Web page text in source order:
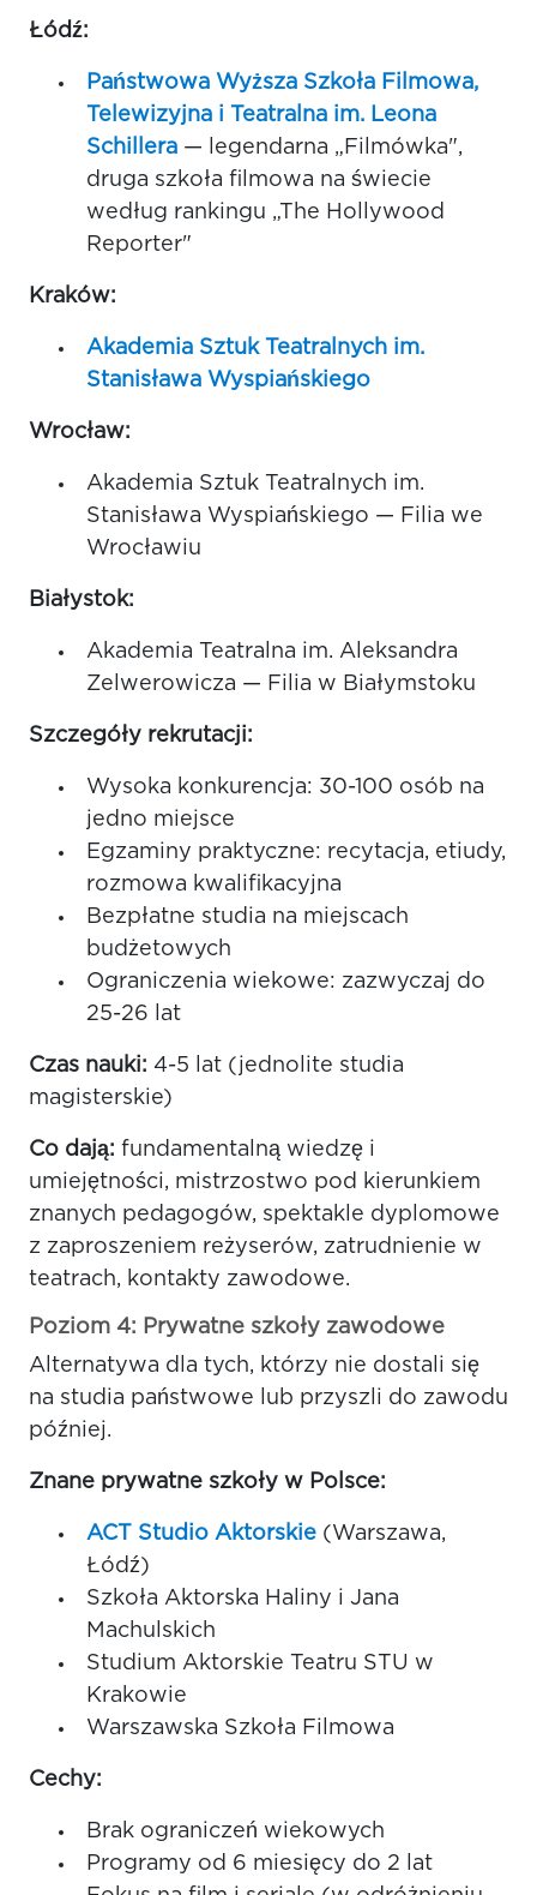
Łódź:
Państwowa Wyższa Szkoła Filmowa,
Telewizyjna i Teatralna im. Leona
Schillera — legendarna „Filmówka",
druga szkoła filmowa na świecie
według rankingu „The Hollywood
Reporter"
Kraków:
Akademia Sztuk Teatralnych im.
Stanisława Wyspiańskiego
Wrocław:
Akademia Sztuk Teatralnych im.
Stanisława Wyspiańskiego — Filia we
Wrocławiu
Białystok:
Akademia Teatralna im. Aleksandra
Zelwerowicza — Filia w Białymstoku
Szczegóły rekrutacji:
Wysoka konkurencja: 30-100 osób na
jedno miejsce
Egzaminy praktyczne: recytacja, etiudy,
rozmowa kwalifikacyjna
Bezpłatne studia na miejscach
budżetowych
Ograniczenia wiekowe: zazwyczaj do
25-26 lat
Czas nauki: 4-5 lat (jednolite studia
magisterskie)
Co dają: fundamentalną wiedzę i
umiejętności, mistrzostwo pod kierunkiem
znanych pedagogów, spektakle dyplomowe
z zaproszeniem reżyserów, zatrudnienie w
teatrach, kontakty zawodowe.
Poziom 4: Prywatne szkoły zawodowe
Alternatywa dla tych, którzy nie dostali się
na studia państwowe lub przyszli do zawodu
później.
Znane prywatne szkoły w Polsce:
ACT Studio Aktorskie (Warszawa,
Łódź)
Szkoła Aktorska Haliny i Jana
Machulskich
Studium Aktorskie Teatru STU w
Krakowie
Warszawska Szkoła Filmowa
Cechy:
Brak ograniczeń wiekowych
Programy od 6 miesięcy do 2 lat